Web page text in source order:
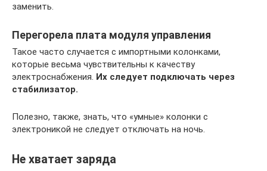
заменить.
Перегорела плата модуля управления
Такое часто случается с импортными колонками,
которые весьма чувствительны к качеству
электроснабжения. Их следует подключать через
стабилизатор.
Полезно, также, знать, что «умные» колонки с
электроникой не следует отключать на ночь.
Не хватает заряда